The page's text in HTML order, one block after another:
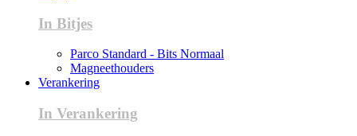
In Bitjes
Parco Standard - Bits Normaal
Magneethouders
Verankering
In Verankering